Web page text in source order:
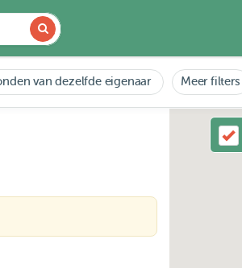
van dezelfde eigenaar Meer filters